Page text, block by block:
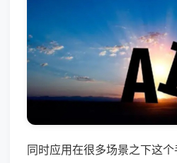
同时应用在很多场景之下这